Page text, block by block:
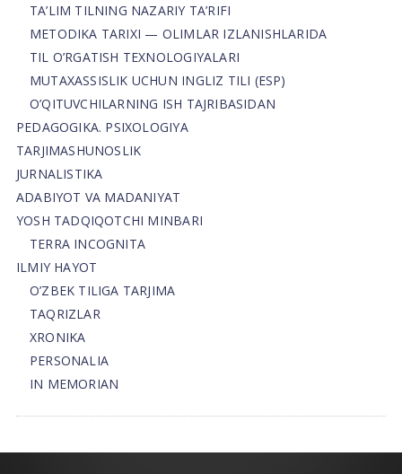
TA’LIM TILNING NAZARIY TA’RIFI
METODIKA TARIXI — OLIMLAR IZLANISHLARIDA
TIL O’RGATISH TEXNOLOGIYALARI
MUTAXASSISLIK UCHUN INGLIZ TILI (ESP)
O’QITUVCHILARNING ISH TAJRIBASIDAN
PEDAGOGIKA. PSIXOLOGIYA
TARJIMASHUNOSLIK
JURNALISTIKA
ADABIYOT VA MADANIYAT
YOSH TADQIQOTCHI MINBARI
TERRA INCOGNITA
ILMIY HAYOT
O’ZBEK TILIGA TARJIMA
TAQRIZLAR
XRONIKA
PERSONALIA
IN MEMORIAN